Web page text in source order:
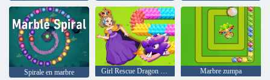
Spirale en marbre Girl Rescue Dragon Out Marbre zumpa